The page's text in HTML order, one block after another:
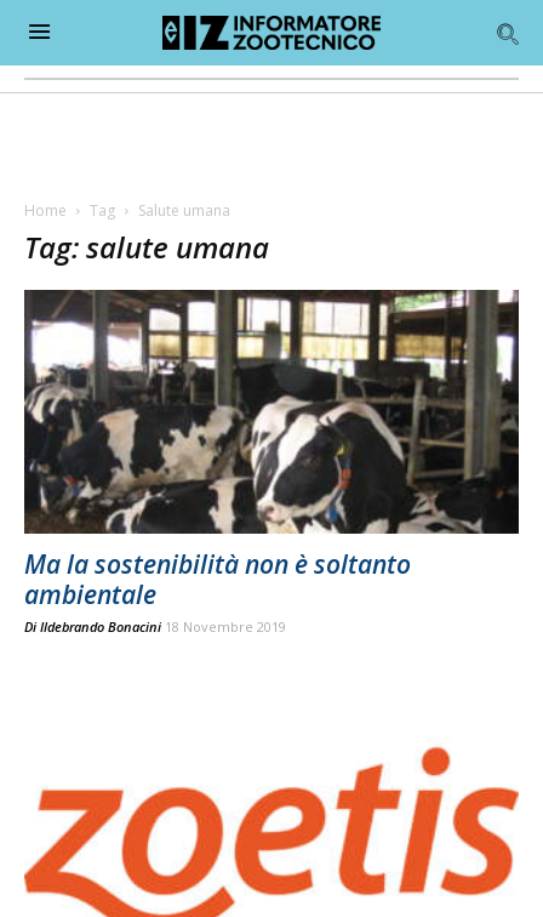
Home Tag Salute umana
Tag: salute umana
Ma la sostenibilità non è soltanto
ambientale
Di Ildebrando Bonacini 18 Novembre 2019